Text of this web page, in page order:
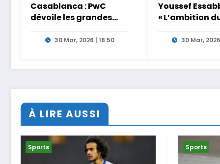
Casablanca : PwC
dévoile les grandes
tendances de la CEO
Survey 2026
30 Mar, 2026 | 18:50
Youssef
« L’ambition
de dépasser
modèles
30 Mar,
À LIRE AUSSI
Sports Sports